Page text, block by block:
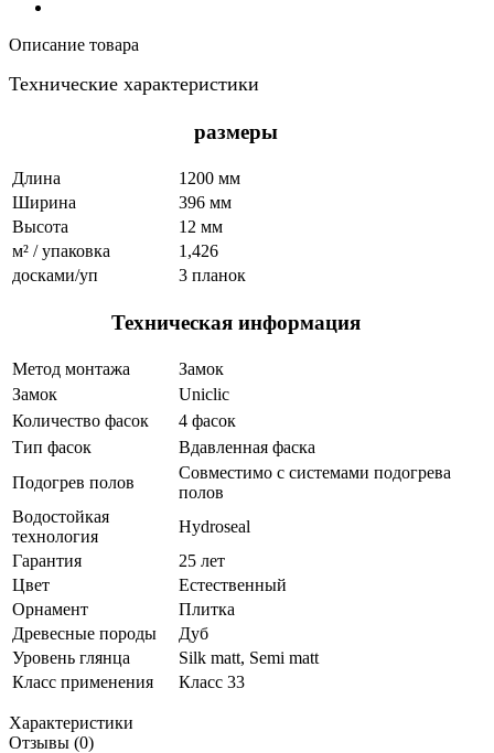
Описание товара
Технические характеристики
размеры
Длина
1200 мм
Ширина
396 мм
Высота
12 мм
м² / упаковка
1,426
досками/уп
3 планок
Техническая информация
Метод монтажа
Замок
Замок
Uniclic
Количество фасок
4 фасок
Тип фасок
Вдавленная фаска
Подогрев полов
Совместимо с системами подогрева
полов
Водостойкая
технология
Hydroseal
Гарантия
25 лет
Цвет
Естественный
Орнамент
Плитка
Древесные породы
Дуб
Уровень глянца
Silk matt, Semi matt
Класс применения
Класс 33
Характеристики
Отзывы (0)